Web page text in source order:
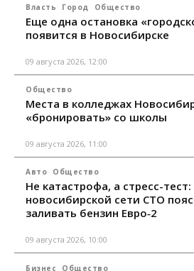
Власть Город Общество
Еще одна остановка
появится в Новосибирске
09 августа 2026, 12:00
Общество
Места в колледжах
«бронировать» со школы
09 августа 2026, 11:00
Авто Общество
Не катастрофа, а стресс-тест:
новосибирской сети СТО
заливать бензин Евро‑2
09 августа 2026, 10:00
Бизнес Общество